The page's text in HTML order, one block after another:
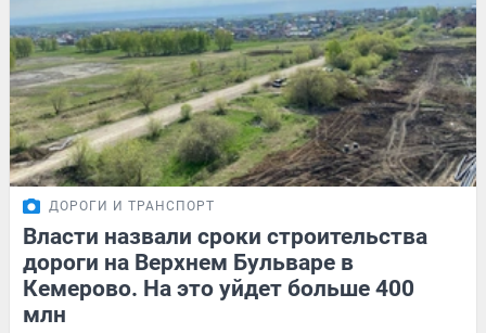
ДОРОГИ И ТРАНСПОРТ
Власти назвали сроки строительства
дороги на Верхнем Бульваре в
Кемерово. На это уйдет больше 400
млн